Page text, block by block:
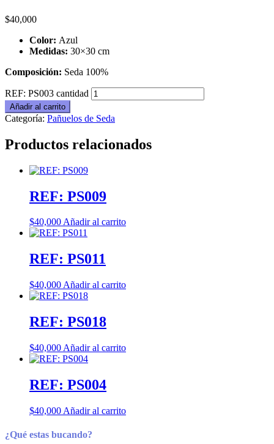
$40,000
Color: Azul
Medidas: 30×30 cm
Composición: Seda 100%
REF: PS003 cantidad
Añadir al carrito
Categoría: Pañuelos de Seda
Productos relacionados
REF: PS009
$40,000Añadir al carrito
REF: PS011
$40,000 Añadir al carrito
REF: PS018
$40,000 Añadir al carrito
REF: PS004
$40,000 Añadir al carrito
¿Qué estas bucando?